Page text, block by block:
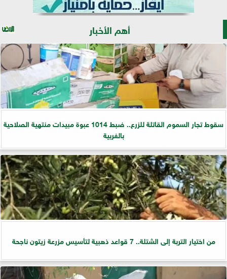
أهم الأخبار
سقوط تجار السموم القاتلة للزرع.. ضبط 1014 عبوة مبيدات منتهية الصلاحية
بالغربية
من اختيار التربة إلى الشتلة.. 7 قواعد ذهبية لتأسيس مزرعة زيتون ناجحة